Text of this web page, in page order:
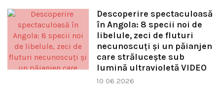
Descoperire spectaculoasă
în Angola: 8 specii noi de
libelule, zeci de fluturi
necunoscuți și un păianjen
care strălucește sub
lumină ultravioletă VIDEO
10 06 2026